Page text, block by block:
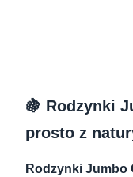
🍇 Rodzynki
prosto z
Rodzynki Jumbo